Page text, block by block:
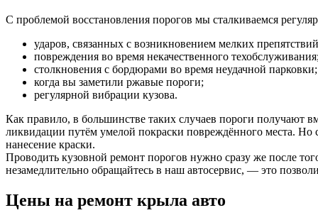
С проблемой восстановления порогов мы сталкиваемся
ударов, связанных с возникновением мелких
повреждения во время некачественного
столкновения с бордюрами во время неудачной парковки;
когда вы заметили ржавые пороги;
регулярной вибрации кузова.
Как правило, в большинстве таких случаев пороги получают
ликвидации путём умелой покраски повреждённого места. Но
нанесение краски.
Проводить кузовной ремонт порогов нужно сразу же после
незамедлительно обращайтесь в наш автосервис, — это
Цены на ремонт крыла авто